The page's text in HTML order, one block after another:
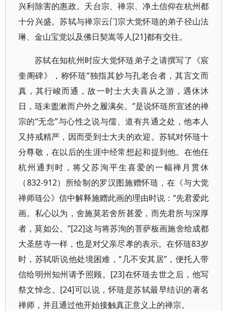
兴利除害的惠政。天台宗、禅宗、净土信仰在杭州都
十分兴盛。苏轼与禅宗云门宗大觉怀琏的弟子径山法
琳、金山宝觉以及佛日契嵩等人[21]都有交往。
苏轼在知杭州时应大觉怀琏弟子之请撰写了《宸
奎阁碑》，称怀琏“独指其妙与孔老合者，其言文而
真，其行峻而通，故一时士大夫喜从之游，遇休沐
日，琏未盥漱而户外之履满矣。”是说怀琏所宣述的禅
宗的“无念”与心性之说与儒、道有共通之处，他本人
又持戒精严，因而受到士大夫的欢迎。苏轼对怀琏十
分尊敬，在以后的生涯中经常想起和提到他。在他任
杭州通判时，将父苏洵平生喜爱的一幅禅月贯休
（832-912）所绘制的罗汉图施赠怀琏，在《与大觉
禅师琏公》信中解释施赠此画的理由时说：“先君爱此
画。私心以为，舍施莫若舍所甚爱，而先君所与深厚
者，莫如公。”[22]这与将苏洵的菩萨板画施舍给成都
大圣慈寺一样，也是对父亲尽孝的表示。在怀琏83岁
时，苏轼听说他处境困难，“几不安其居”，便托人带
信给明州知州请予照顾。[23]在怀琏去世之后，他写
祭文悼念。[24]可以说，怀琏是苏轼最早结识的著名
禅师，并且通过他开始接触真正意义上的禅宗。